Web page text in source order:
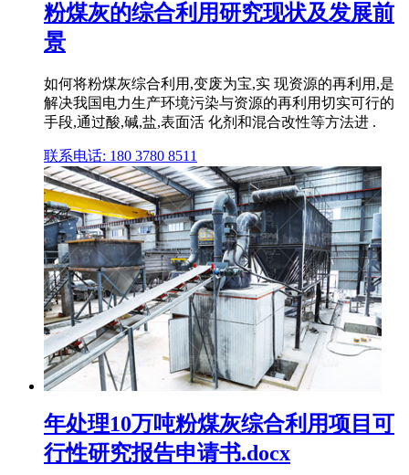
粉煤灰的综合利用研究现状及发展前
景
如何将粉煤灰综合利用,变废为宝,实 现资源的再利用,是
解决我国电力生产环境污染与资源的再利用切实可行的
手段,通过酸,碱,盐,表面活 化剂和混合改性等方法进 .
联系电话: 180 3780 8511
年处理10万吨粉煤灰综合利用项目可
行性研究报告申请书.docx